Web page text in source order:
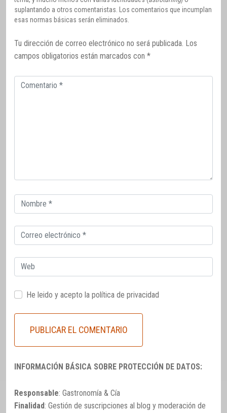
suplantando a otros comentaristas. Los comentarios que incumplan
esas normas básicas serán eliminados.
Tu dirección de correo electrónico no será publicada. Los
campos obligatorios están marcados con *
Comentario
Correo
electrónico
Correo
electrónico
Web
He leido y acepto la política de privacidad
INFORMACIÓN BÁSICA SOBRE PROTECCIÓN DE DATOS:
Responsable: Gastronomía & Cía
Finalidad: Gestión de suscripciones al blog y moderación de